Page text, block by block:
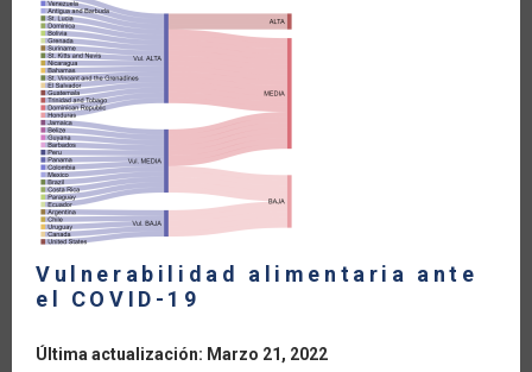
LA
NAVEGACIÓN
Vulnerabilidad alimentaria ante
el COVID-19
Última actualización: Marzo 21, 2022